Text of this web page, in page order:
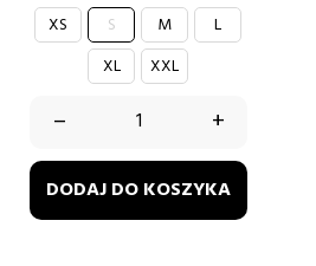
XS S M
L
XL
XXL
– +
DODAJ DO KOSZYKA